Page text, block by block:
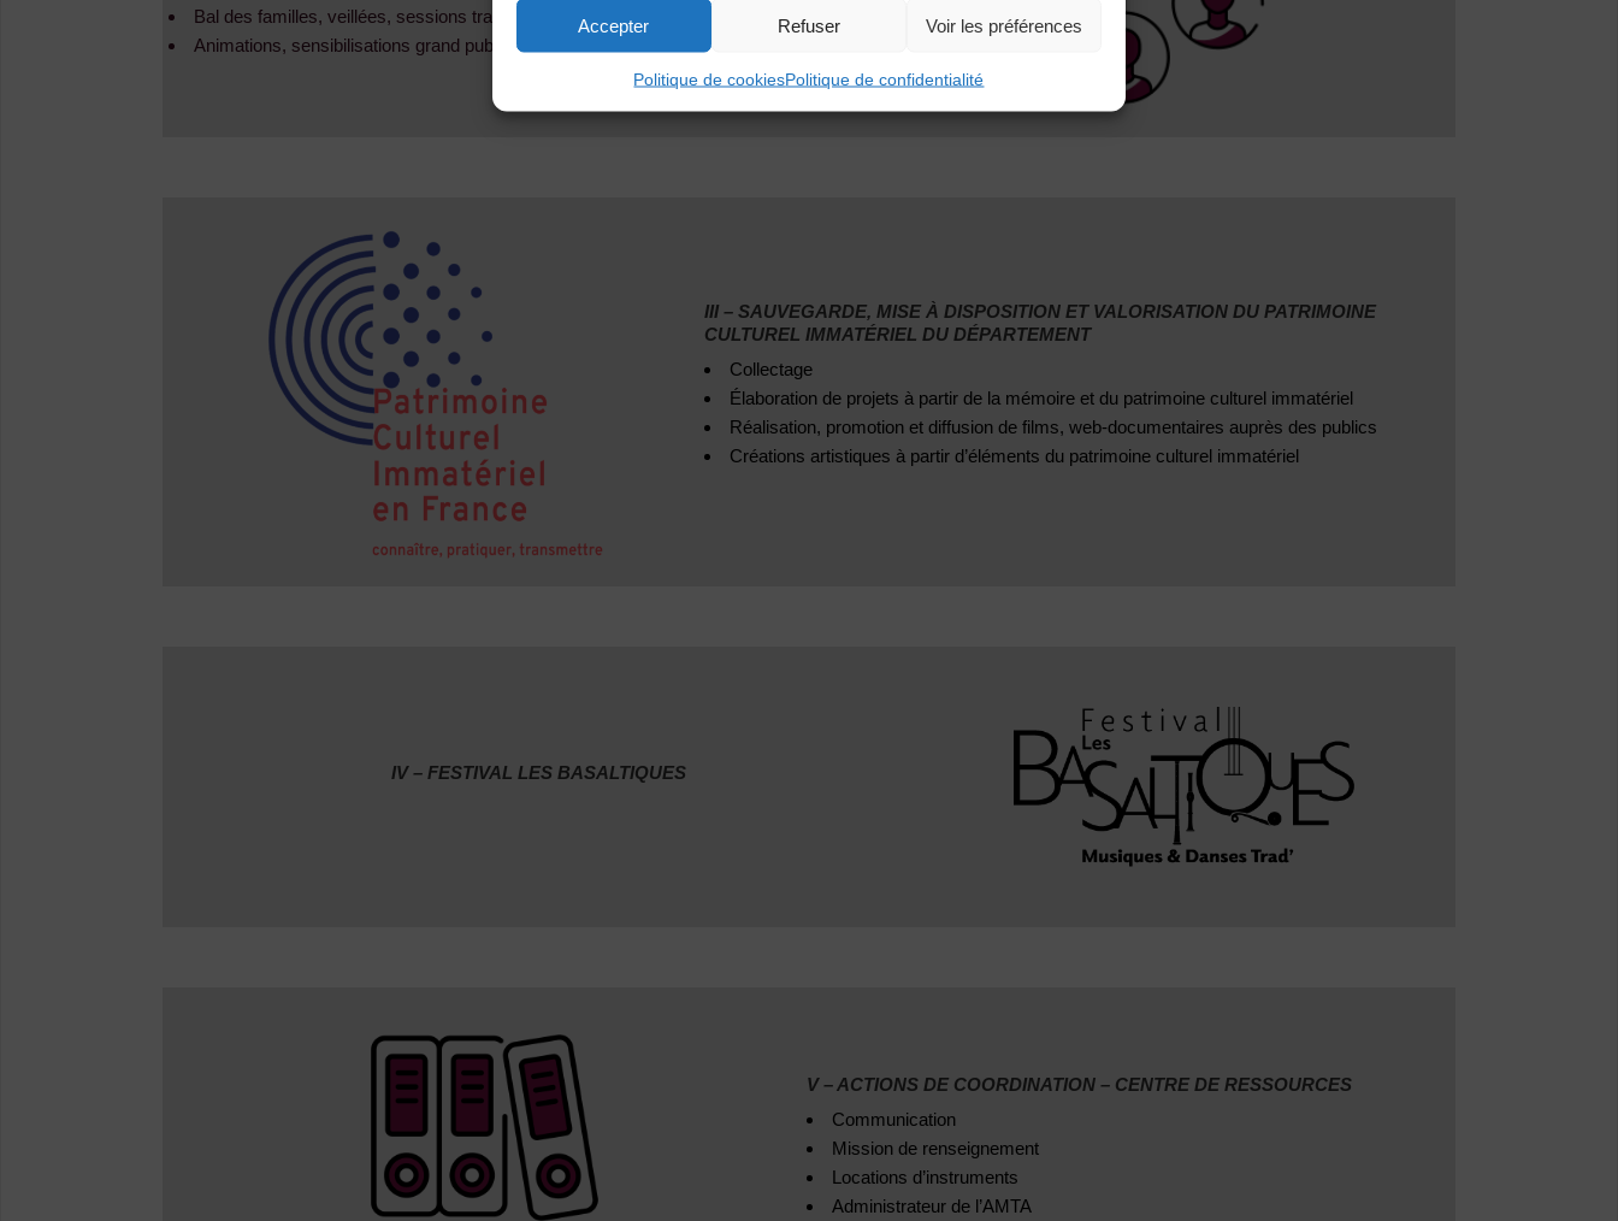
Accepter Refuser Voir les préférences
Politique de cookiesPolitique de confidentialité
Bal des familles, veillées, sessions trad
Animations, sensibilisations grand public
III – SAUVEGARDE, MISE À DISPOSITION ET VALORISATION DU PATRIMOINE
CULTUREL IMMATÉRIEL DU DÉPARTEMENT
Collectage
Élaboration de projets à partir de la mémoire et du patrimoine culturel immatériel
Réalisation, promotion et diffusion de films, web-documentaires auprès des publics
Créations artistiques à partir d’éléments du patrimoine culturel immatériel
IV – FESTIVAL LES BASALTIQUES
V – ACTIONS DE COORDINATION – CENTRE DE RESSOURCES
Communication
Mission de renseignement
Locations d’instruments
Administrateur de l’AMTA